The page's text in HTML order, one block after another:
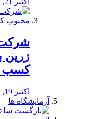
اکتبر 21, 2019
شرکت
زرین
کسب
اکتبر 19, 2019
آزمایشگاه ها